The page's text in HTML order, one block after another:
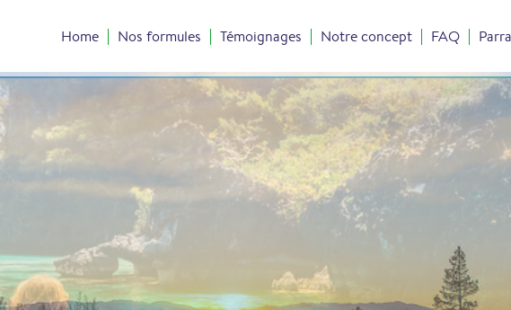
Home Nos formules Témoignages Notre concept FAQ